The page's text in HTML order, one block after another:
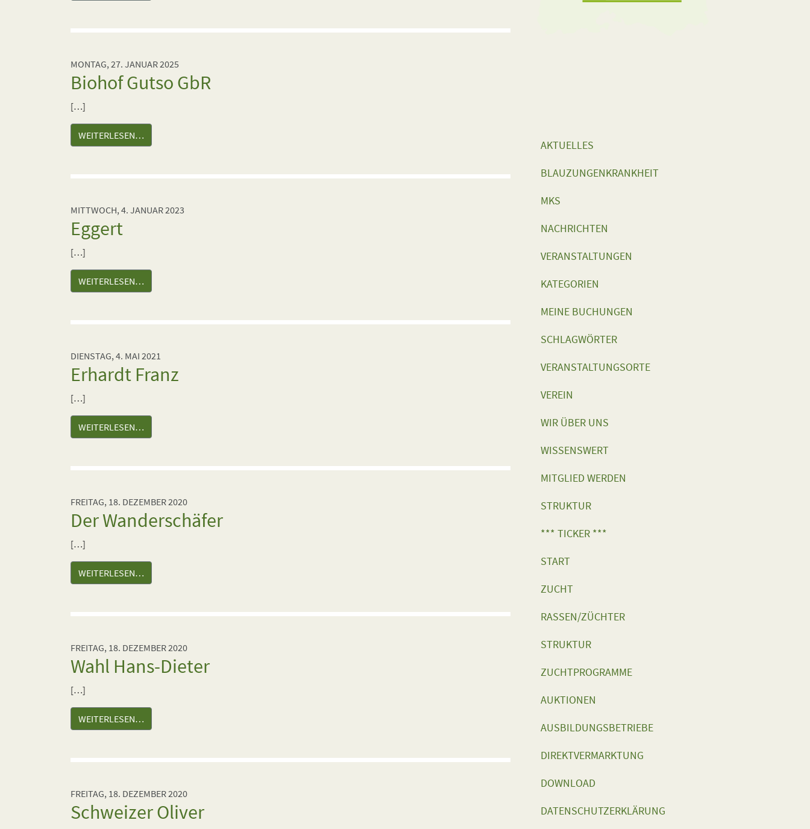
MONTAG, 27. JANUAR 2025
Biohof Gutso GbR
[…]
WEITERLESEN…
MITTWOCH, 4. JANUAR 2023
Eggert
[…]
WEITERLESEN…
DIENSTAG, 4. MAI 2021
Erhardt Franz
[…]
WEITERLESEN…
FREITAG, 18. DEZEMBER 2020
Der Wanderschäfer
[…]
WEITERLESEN…
FREITAG, 18. DEZEMBER 2020
Wahl Hans-Dieter
[…]
WEITERLESEN…
FREITAG, 18. DEZEMBER 2020
Schweizer Oliver
AKTUELLES
BLAUZUNGENKRANKHEIT
MKS
NACHRICHTEN
VERANSTALTUNGEN
KATEGORIEN
MEINE BUCHUNGEN
SCHLAGWÖRTER
VERANSTALTUNGSORTE
VEREIN
WIR ÜBER UNS
WISSENSWERT
MITGLIED WERDEN
STRUKTUR
*** TICKER ***
START
ZUCHT
RASSEN/ZÜCHTER
STRUKTUR
ZUCHTPROGRAMME
AUKTIONEN
AUSBILDUNGSBETRIEBE
DIREKTVERMARKTUNG
DOWNLOAD
DATENSCHUTZERKLÄRUNG